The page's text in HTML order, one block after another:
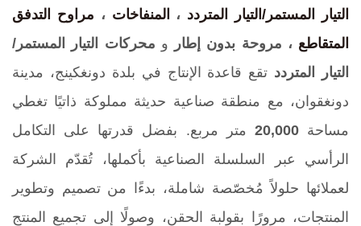
التيار المستمر/التيار المتردد ، المنفاخات، مراوح التدفق
المتقاطع، مروحة بدون إطار و محركات التيار المستمر/
التيار المتردد تقع قاعدة الإنتاج في بلدة دونغكينج، مدينة
دونغقوان، مع منطقة صناعية حديثة مملوكة ذاتيًا تغطي
مساحة20,000 متر مربع. بفضل قدرتها على التكامل
الرأسي عبر السلسلة الصناعية بأكملها، تُقدّم الشركة
لعملائها حلولاً مُخصّصة شاملة، بدءًا من تصميم وتطوير
المنتجات، مرورًا بقولبة الحقن، وصولًا إلى تجميع المنتج